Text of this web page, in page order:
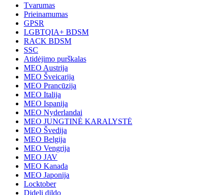
Tvarumas
Prieinamumas
GPSR
LGBTQIA+ BDSM
RACK BDSM
SSC
Atidėjimo purškalas
MEO Austrija
MEO Šveicarija
MEO Prancūzija
MEO Italija
MEO Ispanija
MEO Nyderlandai
MEO JUNGTINĖ KARALYSTĖ
MEO Švedija
MEO Belgija
MEO Vengrija
MEO JAV
MEO Kanada
MEO Japonija
Locktober
Dideli dildo